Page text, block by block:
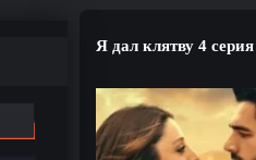
Я дал клятву 4